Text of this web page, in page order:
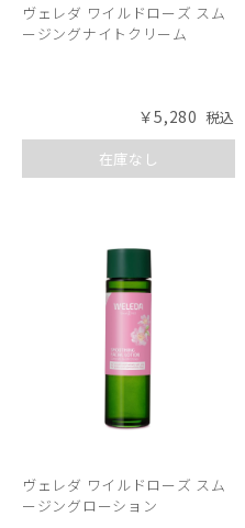
ヴェレダ ワイルドローズ スム
ージングナイトクリーム
￥5,280
在庫なし
ヴェレダ ワイルドローズ スム
ージングローション